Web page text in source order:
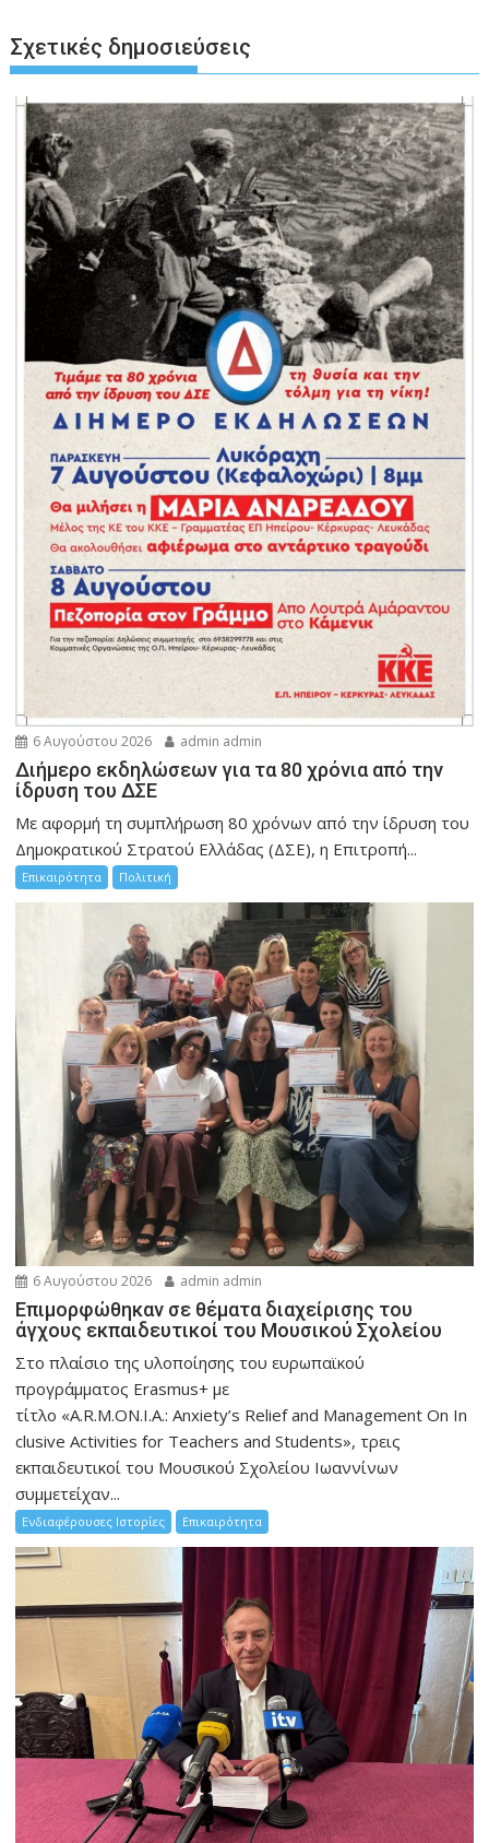
Σχετικές δημοσιεύσεις
6 Αυγούστου 2026 admin admin
Διήμερο εκδηλώσεων για τα 80 χρόνια από την
ίδρυση του ΔΣΕ
Με αφορμή τη συμπλήρωση 80 χρόνων από την ίδρυση του
Δημοκρατικού Στρατού Ελλάδας (ΔΣΕ), η Επιτροπή...
Επικαιρότητα Πολιτική
6 Αυγούστου 2026 admin admin
Eπιμορφώθηκαν σε θέματα διαχείρισης του
άγχους εκπαιδευτικοί του Μουσικού Σχολείου
Στο πλαίσιο της υλοποίησης του ευρωπαϊκού
προγράμματος Erasmus+ με
τίτλο «A.R.M.ON.I.A.: Anxiety’s Relief and Management On In
clusive Activities for Teachers and Students», τρεις
εκπαιδευτικοί του Μουσικού Σχολείου Ιωαννίνων
συμμετείχαν...
Ενδιαφέρουσες Ιστορίες Επικαιρότητα